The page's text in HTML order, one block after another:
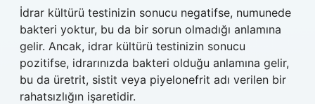
İdrar kültürü testinizin sonucu negatifse, numunede
bakteri yoktur, bu da bir sorun olmadığı anlamına
gelir. Ancak, idrar kültürü testinizin sonucu
pozitifse, idrarınızda bakteri olduğu anlamına gelir,
bu da üretrit, sistit veya piyelonefrit adı verilen bir
rahatsızlığın işaretidir.